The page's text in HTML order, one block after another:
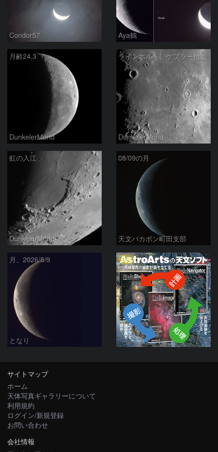
Condor57 Aya鶴
月齢24.3
DunkelerMond
ラインホルト、ケプラー付近
DunkelerMond
虹の入江
DunkelerMond
08/09の月
天文バカボン町田支部
月、2026/8/9
となり
PR
サイトマップ
ホーム
天体写真ギャラリーについて
利用規約
ログイン/新規登録
お問い合わせ
会社情報